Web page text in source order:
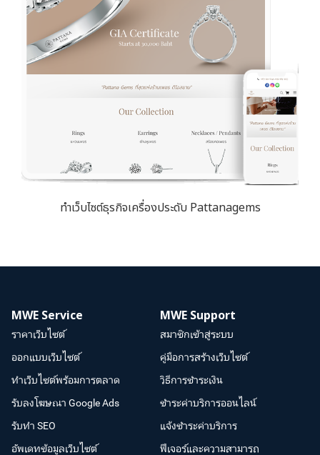
ทำเว็บไซต์ธุรกิจเครื่องประดับ Pattanagems
MWE Service
ราคาเว็บไซต์
ออกแบบเว็บไซต์
ทำเว็บไซต์พร้อมการตลาด
รับลงโฆษณา Google Ads
รับทำ SEO
อัพเดทข้อมูลเว็บไซต์
MWE Support
สมาชิกเข้าสู่ระบบ
คู่มือการสร้างเว็บไซต์
วิธีการชำระเงิน
ชำระค่าบริการออนไลน์
แจ้งชำระค่าบริการ
ฟีเจอร์และความสามารถ